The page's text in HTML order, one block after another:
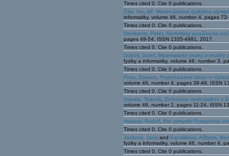
Times cited 0. Cite 0 publications.
Čáp, Ivo
48. Medzinárodná fyzikálna
informatiky, volume 46, number 4, pages
Times cited 0. Cite 0 publications.
Demkanin, Peter, Skefolding používania
pages 49-54, ISSN 1335-4981, 2017.
Times cited 0. Cite 0 publications.
Doboš, Jozef Matematické znaky a značky
fyziky a informatiky, volume 46, number 3,
Times cited 0. Cite 0 publications.
Finta, Zsanett Project-based Ideas in
volume 46, number 4, pages 39-48, ISSN
Times cited 0. Cite 0 publications.
Gavala, Tadeáš Zisťovanie nedostatkov v
volume 46, number 2, pages 11-24, ISSN
Times cited 0. Cite 0 publications.
Hajossy, Rudolf Kto vymyslel Pytagorovu
Times cited 0. Cite 0 publications.
Jacková, Jana and Kanaliková, Alžbeta
fyziky a informatiky, volume 46, number 4,
Times cited 0. Cite 0 publications.